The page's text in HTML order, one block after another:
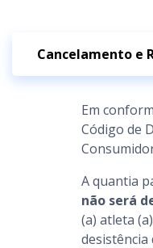
Cancelamento e
Em
Código de
A quantia
não será
(a) atleta
desistência